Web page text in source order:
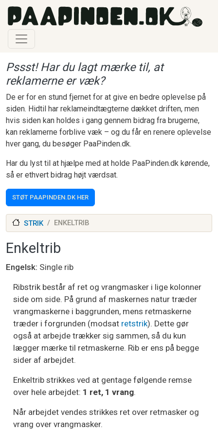
Gå til hovedindhold
Pssst! Har du lagt mærke til, at
reklamerne er væk?
De er for en stund fjernet for at give en bedre oplevelse på
siden. Hidtil har reklameindtægterne dækket driften, men
hvis siden kan holdes i gang gennem bidrag fra brugerne,
kan reklamerne forblive væk – og du får en renere oplevelse
hver gang, du besøger PaaPinden.dk.
Har du lyst til at hjælpe med at holde PaaPinden.dk kørende,
så er ethvert bidrag højt værdsat.
STØT PAAPINDEN.DK HER
STRIK ENKELTRIB
Enkeltrib
Engelsk Single rib
Ribstrik består af ret og vrangmasker i lige kolonner
side om side. På grund af maskernes natur træder
vrangmaskerne i baggrunden, mens retmaskerne
træder i forgrunden (modsat retstrik). Dette gør
også at arbejde trækker sig sammen, så du kun
lægger mærke til retmaskerne. Rib er ens på begge
sider af arbejdet.
Enkeltrib strikkes ved at gentage følgende remse
over hele arbejdet: 1 ret, 1 vrang.
Når arbejdet vendes strikkes ret over retmasker og
vrang over vrangmasker.